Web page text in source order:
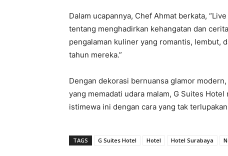
Dalam ucapannya, Chef Ahmat berkata,
tentang menghadirkan kehangatan dan
pengalaman kuliner yang romantis, lembut,
tahun mereka.”
Dengan dekorasi bernuansa glamor
yang memadati udara malam, G Suites
istimewa ini dengan cara yang tak
TAGS G Suites Hotel Hotel Hotel Surabaya